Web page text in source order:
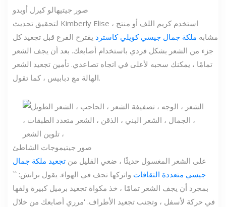
صور جيتيهالو كيرل أوبدو
لتحقيق تحديث Kimberly Elise ، استخدم كريم اللف أو منتج
مشابه ملكة جمال جيسي كويلي كاسترد يقترح الفرع قبل تجعيد كل
جزء من الشعر بشكل فردي باستخدام أصابعك. بعد أن يجف الشعر
تمامًا ، يمكنك سحبه لأعلى في اتجاه تصاعدي. تأمين تجعيد الشعر
الهالة مع دبابيس ، كما تقول.
صور جيتيموجات الشاطئ
على الشعر المغسول حديثًا ، ضعي القليل من تجعيد ملكة جمال
جيسي متعددة الثقافات واتركها تجف في الهواء. يقول برانش: ``
بمجرد أن يجف الشعر تمامًا ، خذ مكواة تجعيد برميل كبيرة ولفها
في حركة لأسفل ، وتجنب تجعيد الأطراف. 'مرري أصابعك من خلال